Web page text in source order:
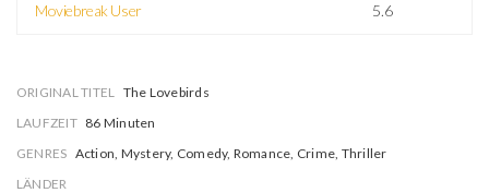
Moviebreak User 5.6
ORIGINAL TITEL The Lovebirds
LAUFZEIT 86 Minuten
GENRES Action, Mystery, Comedy, Romance, Crime, Thriller
LÄNDER